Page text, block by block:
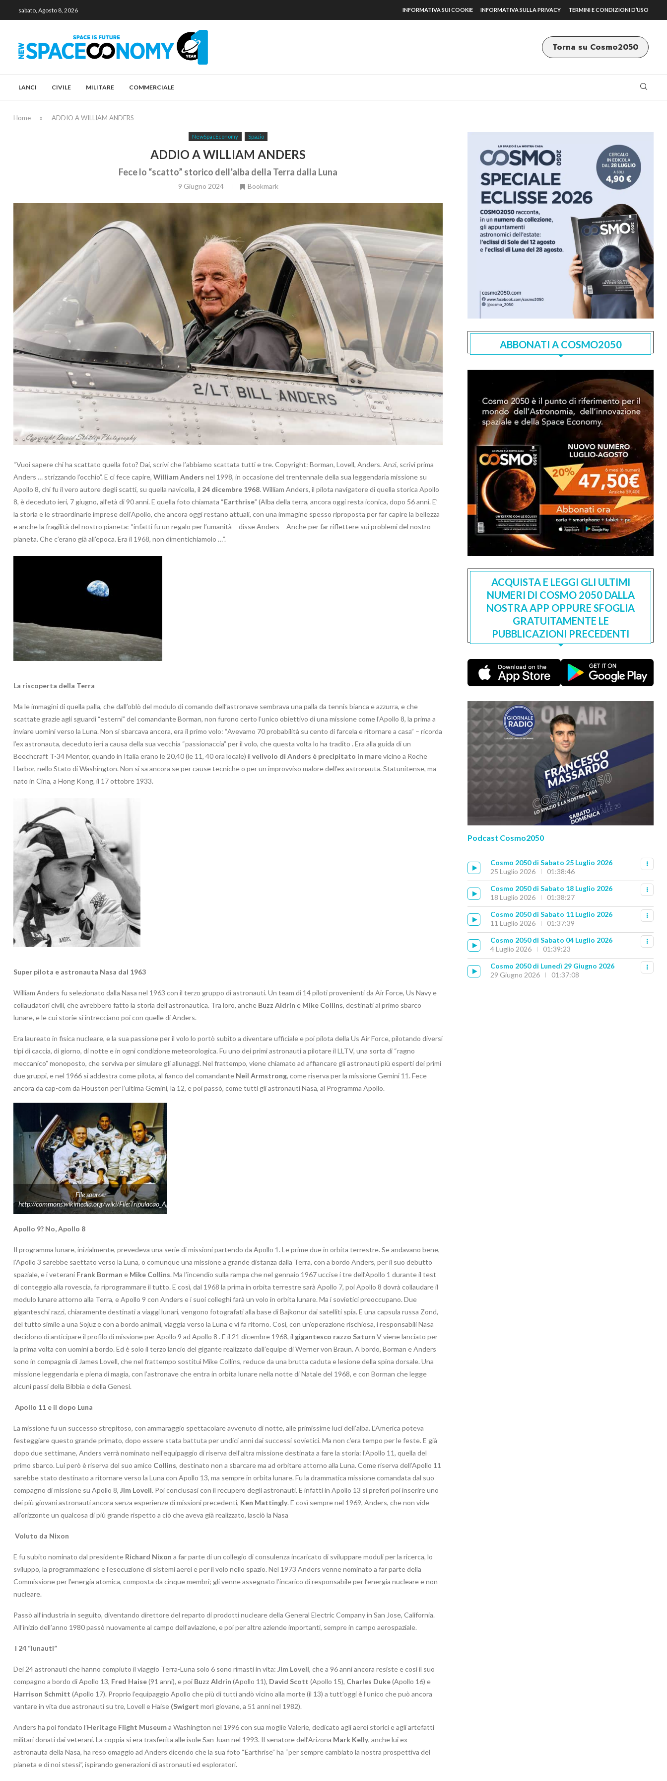
sabato, Agosto 8, 2026 INFORMATIVA SUI COOKIE INFORMATIVA SULLA PRIVACY TERMINI E CONDIZIONI D’USO
Torna su Cosmo2050
LANCI CIVILE MILITARE COMMERCIALE
Home » ADDIO A WILLIAM ANDERS
NewSpacEconomy Spazio
ADDIO A WILLIAM ANDERS
Fece lo “scatto” storico dell’alba della Terra dalla Luna
9 Giugno 2024 Bookmark
“Vuoi sapere chi ha scattato quella foto? Dai, scrivi che l’abbiamo scattata tutti e tre. Copyright: Borman, Lovell, Anders. Anzi, scrivi prima
Anders … strizzando l’occhio”. E ci fece capire, William Anders nel 1998, in occasione del trentennale della sua leggendaria missione su
Apollo 8, chi fu il vero autore degli scatti, su quella navicella, il 24 dicembre 1968. William Anders, il pilota navigatore di quella storica Apollo
8, è deceduto ieri, 7 giugno, all’età di 90 anni. E quella foto chiamata “Earthrise” (Alba della terra, ancora oggi resta iconica, dopo 56 anni. E’
la storia e le straordinarie imprese dell’Apollo, che ancora oggi restano attuali, con una immagine spesso riproposta per far capire la bellezza
e anche la fragilità del nostro pianeta: “infatti fu un regalo per l’umanità – disse Anders – Anche per far riflettere sui problemi del nostro
pianeta. Che c’erano già all’epoca. Era il 1968, non dimentichiamolo …”.
La riscoperta della Terra
Ma le immagini di quella palla, che dall’oblò del modulo di comando dell’astronave sembrava una palla da tennis bianca e azzurra, e che
scattate grazie agli sguardi “esterni” del comandante Borman, non furono certo l’unico obiettivo di una missione come l’Apollo 8, la prima a
inviare uomini verso la Luna. Non si sbarcava ancora, era il primo volo: “Avevamo 70 probabilità su cento di farcela e ritornare a casa” – ricorda
l’ex astronauta, deceduto ieri a causa della sua vecchia “passionaccia” per il volo, che questa volta lo ha tradito . Era alla guida di un
Beechcraft T-34 Mentor, quando in Italia erano le 20,40 (le 11, 40 ora locale) il velivolo di Anders è precipitato in marevicino a Roche
Harbor, nello Stato di Washington. Non si sa ancora se per cause tecniche o per un improvviso malore dell’ex astronauta. Statunitense, ma
nato in Cina, a Hong Kong, il 17 ottobre 1933.
Super pilota e astronauta Nasa dal 1963
William Anders fu selezionato dalla Nasa nel 1963 con il terzo gruppo di astronauti. Un team di 14 piloti provenienti da Air Force, Us Navy e
collaudatori civili, che avrebbero fatto la storia dell’astronautica. Tra loro, anche Buzz Aldrin e Mike Collins, destinati al primo sbarco
lunare, e le cui storie si intrecciano poi con quelle di Anders.
Era laureato in fisica nucleare, e la sua passione per il volo lo portò subito a diventare ufficiale e poi pilota della Us Air Force, pilotando diversi
tipi di caccia, di giorno, di notte e in ogni condizione meteorologica. Fu uno dei primi astronauti a pilotare il LLTV, una sorta di “ragno
meccanico” monoposto, che serviva per simulare gli allunaggi. Nel frattempo, viene chiamato ad affiancare gli astronauti più esperti dei primi
due gruppi, e nel 1966 si addestra come pilota, al fianco del comandante Neil Armstrong, come riserva per la missione Gemini 11. Fece
ancora da cap-com da Houston per l’ultima Gemini, la 12, e poi passò, come tutti gli astronauti Nasa, al Programma Apollo.
File source:
http://commons.wikimedia.org/wiki/File:Tripulacao_Apollo_8.jpg
Apollo 9? No, Apollo 8
Il programma lunare, inizialmente, prevedeva una serie di missioni partendo da Apollo 1. Le prime due in orbita terrestre. Se andavano bene,
l’Apollo 3 sarebbe saettato verso la Luna, o comunque una missione a grande distanza dalla Terra, con a bordo Anders, per il suo debutto
spaziale, e i veterani Frank Borman e Mike Collins. Ma l’incendio sulla rampa che nel gennaio 1967 uccise i tre dell’Apollo 1 durante il test
di conteggio alla rovescia, fa riprogrammare il tutto. E così, dal 1968 la prima in orbita terrestre sarà Apollo 7, poi Apollo 8 dovrà collaudare il
modulo lunare attorno alla Terra, e Apollo 9 con Anders e i suoi colleghi farà un volo in orbita lunare. Ma i sovietici preoccupano. Due
giganteschi razzi, chiaramente destinati a viaggi lunari, vengono fotografati alla base di Bajkonur dai satelliti spia. E una capsula russa Zond,
del tutto simile a una Sojuz e con a bordo animali, viaggia verso la Luna e vi fa ritorno. Così, con un’operazione rischiosa, i responsabili Nasa
decidono di anticipare il profilo di missione per Apollo 9 ad Apollo 8 . E il 21 dicembre 1968, il gigantesco razzo Saturn V viene lanciato per
la prima volta con uomini a bordo. Ed è solo il terzo lancio del gigante realizzato dall’equipe di Werner von Braun. A bordo, Borman e Anders
sono in compagnia di James Lovell, che nel frattempo sostituì Mike Collins, reduce da una brutta caduta e lesione della spina dorsale. Una
missione leggendaria e piena di magia, con l’astronave che entra in orbita lunare nella notte di Natale del 1968, e con Borman che legge
alcuni passi della Bibbia e della Genesi.
Apollo 11 e il dopo Luna
La missione fu un successo strepitoso, con ammaraggio spettacolare avvenuto di notte, alle primissime luci dell’alba. L’America poteva
festeggiare questo grande primato, dopo essere stata battuta per undici anni dai successi sovietici. Ma non c’era tempo per le feste. E già
dopo due settimane, Anders verrà nominato nell’equipaggio di riserva dell’altra missione destinata a fare la storia: l’Apollo 11, quella del
primo sbarco. Lui però è riserva del suo amico Collins, destinato non a sbarcare ma ad orbitare attorno alla Luna. Come riserva dell’Apollo 11
sarebbe stato destinato a ritornare verso la Luna con Apollo 13, ma sempre in orbita lunare. Fu la drammatica missione comandata dal suo
compagno di missione su Apollo 8, Jim Lovell. Poi conclusasi con il recupero degli astronauti. E infatti in Apollo 13 si preferì poi inserire uno
dei più giovani astronauti ancora senza esperienze di missioni precedenti, Ken Mattingly. E così sempre nel 1969, Anders, che non vide
all’orizzonte un qualcosa di più grande rispetto a ciò che aveva già realizzato, lasciò la Nasa
Voluto da Nixon
E fu subito nominato dal presidente Richard Nixon a far parte di un collegio di consulenza incaricato di sviluppare moduli per la ricerca, lo
sviluppo, la programmazione e l’esecuzione di sistemi aerei e per il volo nello spazio. Nel 1973 Anders venne nominato a far parte della
Commissione per l’energia atomica, composta da cinque membri; gli venne assegnato l’incarico di responsabile per l’energia nucleare e non
nucleare.
Passò all’industria in seguito, diventando direttore del reparto di prodotti nucleare della General Electric Company in San Jose, California.
All’inizio dell’anno 1980 passò nuovamente al campo dell’aviazione, e poi per altre aziende importanti, sempre in campo aerospaziale.
I 24 “lunauti”
Dei 24 astronauti che hanno compiuto il viaggio Terra-Luna solo 6 sono rimasti in vita: Jim Lovell, che a 96 anni ancora resiste e così il suo
compagno a bordo di Apollo 13, Fred Haise(91 anni), e poi Buzz Aldrin (Apollo 11), David Scott (Apollo 15), Charles Duke(Apollo 16) e
Harrison Schmitt (Apollo 17). Proprio l’equipaggio Apollo che più di tutti andò vicino alla morte (il 13) a tutt’oggi è l’unico che può ancora
vantare in vita due astronauti su tre, Lovell e Haise (Swigert morì giovane, a 51 anni nel 1982).
Anders ha poi fondato l’Heritage Flight Museuma Washington nel 1996 con sua moglie Valerie, dedicato agli aerei storici e agli artefatti
militari donati dai veterani. La coppia si era trasferita alle isole San Juan nel 1993. Il senatore dell’Arizona Mark Kelly, anche lui ex
astronauta della Nasa, ha reso omaggio ad Anders dicendo che la sua foto “Earthrise” ha “per sempre cambiato la nostra prospettiva del
pianeta e di noi stessi”, ispirando generazioni di astronauti ed esploratori.
ABBONATI A COSMO2050
ACQUISTA E LEGGI GLI ULTIMI
NUMERI DI COSMO 2050 DALLA
NOSTRA APP OPPURE SFOGLIA
GRATUITAMENTE LE
PUBBLICAZIONI PRECEDENTI
Podcast Cosmo2050
Cosmo 2050 di Sabato 25 Luglio 2026
25 Luglio 2026
01:38:46
Cosmo 2050 di Sabato 18 Luglio 2026
18 Luglio 2026
01:38:27
Cosmo 2050 di Sabato 11 Luglio 2026
11 Luglio 2026
01:37:39
Cosmo 2050 di Sabato 04 Luglio 2026
4 Luglio 2026
01:39:23
Cosmo 2050 di Lunedì 29 Giugno 2026
29 Giugno 2026
01:37:08